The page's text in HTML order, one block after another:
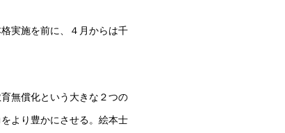
実施を前に、４月からは千
無償化という大きな２つの
より豊かにさせる。絵本士